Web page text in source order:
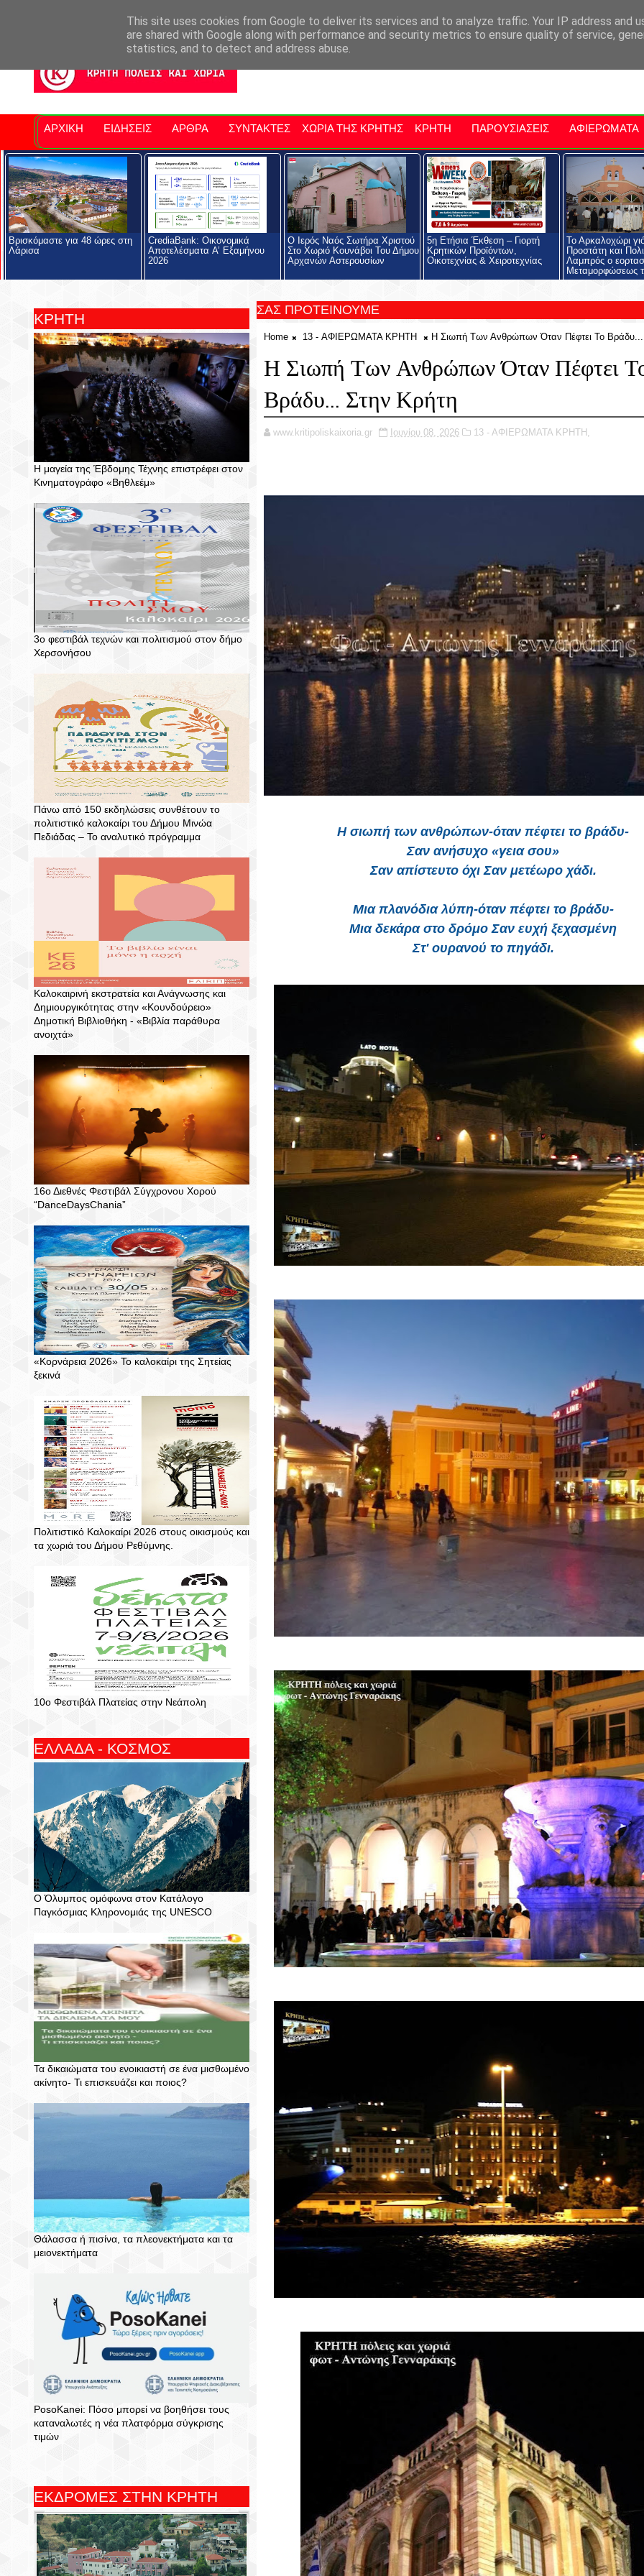
Νομός Λασιθίου Αγαπάμε Ρέθυμνο Επαρχία Μαλεβιζίου Εκδηλώσεις Στην Κρήτη Kriti Traveller
ΑΡΧΙΚΗ ΕΙΔΗΣΕΙΣ ΑΡΘΡΑ ΣΥΝΤΑΚΤΕΣ ΧΩΡΙΑ ΤΗΣ ΚΡΗΤΗΣ ΚΡΗΤΗ ΠΑΡΟΥΣΙΑΣΕΙΣ ΑΦΙΕΡΩΜΑΤΑ
Βρισκόμαστε για 48 ώρες στη
Λάρισα
CrediaBank: Οικονομικά
Αποτελέσματα A’ Εξαμήνου
2026
Ο Ιερός Ναός Σωτήρα Χριστού
Στο Χωριό Κουνάβοι Του Δήμου
Αρχανών Αστερουσίων
5η Ετήσια Έκθεση – Γιορτή
Κρητικών Προϊόντων,
Οικοτεχνίας & Χειροτεχνίας
Το Αρκαλοχώρι
Προστάτη και
Λαμπρός ο
Μεταμορφώσεως
ΚΡΗΤΗ
Η μαγεία της Έβδομης Τέχνης επιστρέφει στον
Κινηματογράφο «Βηθλεέμ»
3ο φεστιβάλ τεχνών και πολιτισμού στον δήμο
Χερσονήσου
Πάνω από 150 εκδηλώσεις συνθέτουν το
πολιτιστικό καλοκαίρι του Δήμου Μινώα
Πεδιάδας – To αναλυτικό πρόγραμμα
Καλοκαιρινή εκστρατεία και Ανάγνωσης και
Δημιουργικότητας στην «Κουνδούρειο»
Δημοτική Βιβλιοθήκη - «Βιβλία παράθυρα
ανοιχτά»
16ο Διεθνές Φεστιβάλ Σύγχρονου Χορού
“DanceDaysChania”
«Κορνάρεια 2026» Το καλοκαίρι της Σητείας
ξεκινά
Πολιτιστικό Καλοκαίρι 2026 στους οικισμούς και
τα χωριά του Δήμου Ρεθύμνης.
10ο Φεστιβάλ Πλατείας στην Νεάπολη
ΕΛΛΑΔΑ - ΚΟΣΜΟΣ
Ο Όλυμπος ομόφωνα στον Κατάλογο
Παγκόσμιας Κληρονομιάς της UNESCO
Τα δικαιώματα του ενοικιαστή σε ένα μισθωμένο
ακίνητο- Τι επισκευάζει και ποιος?
Θάλασσα ή πισίνα, τα πλεονεκτήματα και τα
μειονεκτήματα
PosoKanei: Πόσο μπορεί να βοηθήσει τους
καταναλωτές η νέα πλατφόρμα σύγκρισης
τιμών
ΕΚΔΡΟΜΕΣ ΣΤΗΝ ΚΡΗΤΗ
ΣΑΣ ΠΡΟΤΕΙΝΟΥΜΕ
Home 13 - ΑΦΙΕΡΩΜΑΤΑ ΚΡΗΤΗ Η Σιωπή Των Ανθρώπων Όταν Πέφτει Το Βράδυ...
Η Σιωπή Των Ανθρώπων Όταν Πέφτει
Βράδυ... Στην Κρήτη
www.kritipoliskaixoria.gr Ιουνίου 08, 2026 13 - ΑΦΙΕΡΩΜΑΤΑ ΚΡΗΤΗ,
Η σιωπή των ανθρώπων-όταν πέφτει το βράδυ-
Σαν ανήσυχο «γεια σου»
Σαν απίστευτο όχιΣαν μετέωρο χάδι.
Μια πλανόδια λύπη-όταν πέφτει το βράδυ-
Μια δεκάρα στο δρόμοΣαν ευχή ξεχασμένη
Στ' ουρανού το πηγάδι.
This site uses cookies from Google to deliver its services and to analyze traffic. Your IP address and
are shared with Google along with performance and security metrics to ensure quality of service,
statistics, and to detect and address abuse.